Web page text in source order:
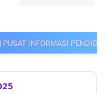
PPG GURU, CPNS,